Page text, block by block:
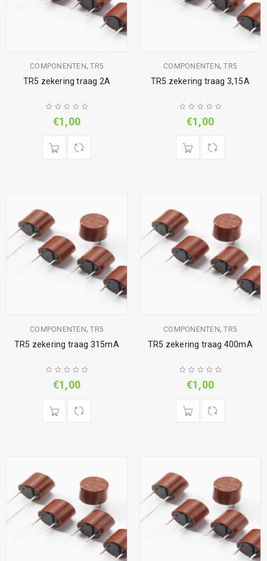
COMPONENTEN,TR5
TR5 zekering traag 2A
€1,00
COMPONENTEN,TR5
TR5 zekering traag 3,15A
€1,00
COMPONENTEN,TR5
TR5 zekering traag 315mA
€1,00
COMPONENTEN,TR5
TR5 zekering traag 400mA
€1,00